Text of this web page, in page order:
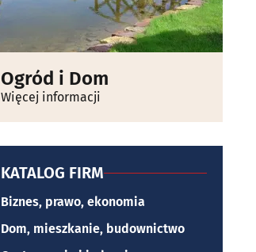
Ogród i Dom
Więcej informacji
KATALOG FIRM
Biznes, prawo, ekonomia
Dom, mieszkanie, budownictwo